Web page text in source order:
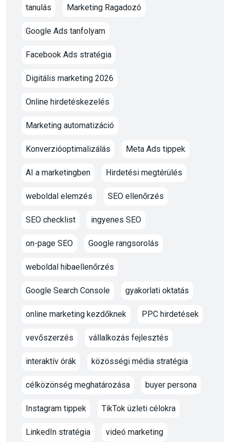
tanulás Marketing Ragadozó
Google Ads tanfolyam
Facebook Ads stratégia
Digitális marketing 2026
Online hirdetéskezelés
Marketing automatizáció
Konverzióoptimalizálás Meta Ads tippek
AI a marketingben Hirdetési megtérülés
weboldal elemzés SEO ellenőrzés
SEO checklist ingyenes SEO
on-page SEO Google rangsorolás
weboldal hibaellenőrzés
Google Search Console gyakorlati oktatás
online marketing kezdőknek PPC hirdetések
vevőszerzés vállalkozás fejlesztés
interaktív órák közösségi média stratégia
célközönség meghatározása buyer persona
Instagram tippek TikTok üzleti célokra
LinkedIn stratégia videó marketing